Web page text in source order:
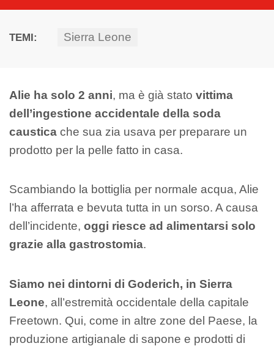
TEMI: Sierra Leone
Alie ha solo 2 anni, ma è già stato vittima
dell’ingestione accidentale della soda
caustica che sua zia usava per preparare un
prodotto per la pelle fatto in casa.
Scambiando la bottiglia per normale acqua, Alie
l’ha afferrata e bevuta tutta in un sorso. A causa
dell’incidente, oggi riesce ad alimentarsi solo
grazie alla gastrostomia.
Siamo nei dintorni di Goderich, in Sierra
Leone, all’estremità occidentale della capitale
Freetown. Qui, come in altre zone del Paese, la
produzione artigianale di sapone e prodotti di